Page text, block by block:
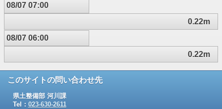
08/07 07:00
0.22m
08/07 06:00
0.22m
このサイトの問い合わせ先
県土整備部 河川課
Tel： 023-630-2611